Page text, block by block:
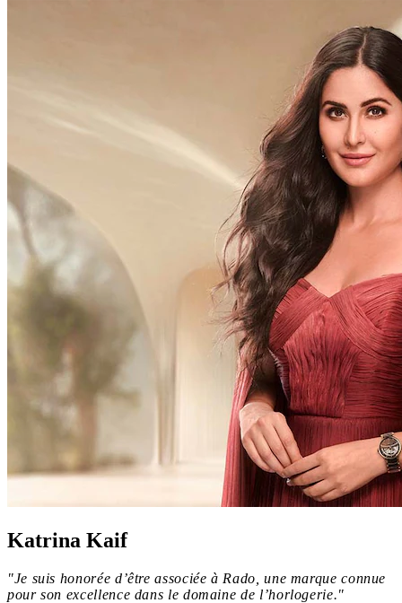
Katrina Kaif
"Je suis honorée d’être associée à Rado, une marque connue
pour son excellence dans le domaine de l’horlogerie."